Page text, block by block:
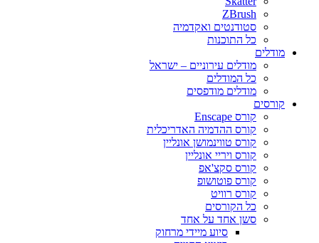
ZBrush
סטודנטים ואקדמיה
כל התוכנות
מודלים
מודלים עירוניים – ישראל
כל המודלים
מודלים מודפסים
קורסים
קורס Enscape
קורס ההדמיה האדריכלית
קורס טווינמושן אונליין
קורס ויריי אונליין
קורס סקצ'אפ
קורס פוטושופ
קורס רוויט
כל הקורסים
סשן אחד על אחד
סיוע מיידי מרחוק